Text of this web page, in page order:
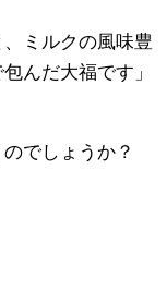
、ミルクの風味豊
んだ大福です」
でしょうか？